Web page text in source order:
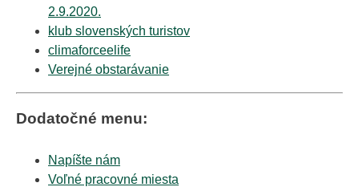
2.9.2020.
klub slovenských turistov
climaforceelife
Verejné obstarávanie
Dodatočné menu:
Napíšte nám
Voľné pracovné miesta